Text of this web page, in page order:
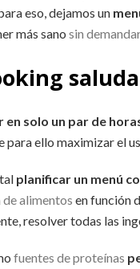
eso, dejamos un
más sano sin
en solo un par de
para ello maximizar el
planificar un menú
alimentos en función
resolver todas las
fuentes de proteínas